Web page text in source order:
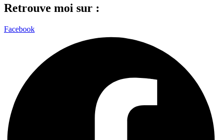
Retrouve moi sur :
Facebook